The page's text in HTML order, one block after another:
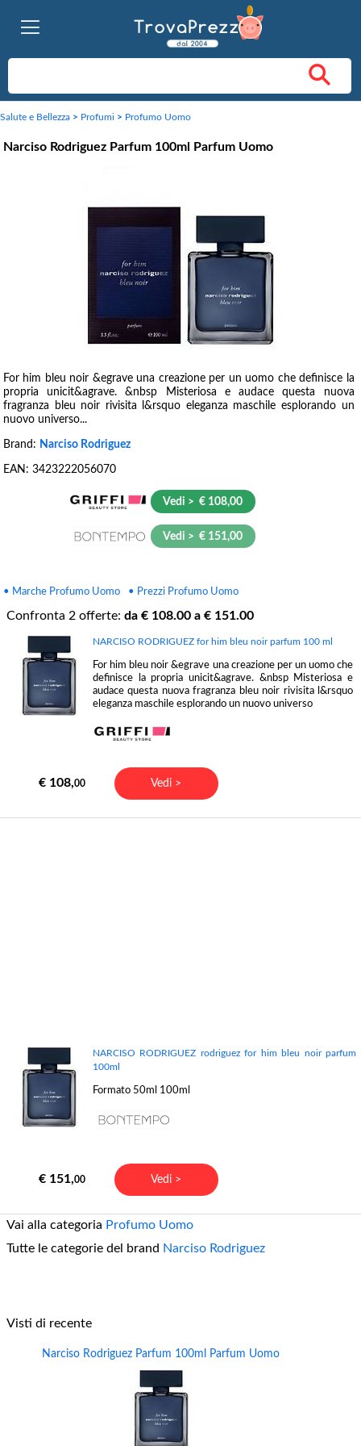
Salute e Bellezza > Profumi > Profumo Uomo
Narciso Rodriguez Parfum 100ml Parfum Uomo
For him bleu noir &egrave una creazione per un uomo che definisce la
propria unicit&agrave. &nbsp Misteriosa e audace questa nuova
fragranza bleu noir rivisita l&rsquo eleganza maschile esplorando un
nuovo universo...
Brand: Narciso Rodriguez
EAN: 3423222056070
Vedi > € 108,00
Vedi > € 151,00
• Marche Profumo Uomo • Prezzi Profumo Uomo
Confronta 2 offerte: da € 108.00 a € 151.00
NARCISO RODRIGUEZ for him bleu noir parfum 100 ml
For him bleu noir &egrave una creazione per un uomo che
definisce la propria unicit&agrave. &nbsp Misteriosa e
audace questa nuova fragranza bleu noir rivisita l&rsquo
eleganza maschile esplorando un nuovo universo
€ 108,00 Vedi >
NARCISO RODRIGUEZ rodriguez for him bleu noir parfum
100ml
Formato 50ml 100ml
€ 151,00 Vedi >
Vai alla categoria Profumo Uomo
Tutte le categorie del brand Narciso Rodriguez
Visti di recente
Narciso Rodriguez Parfum 100ml Parfum Uomo